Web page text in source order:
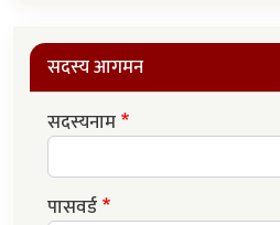
सदस्य आगमन
सदस्यनाम
पासवर्ड